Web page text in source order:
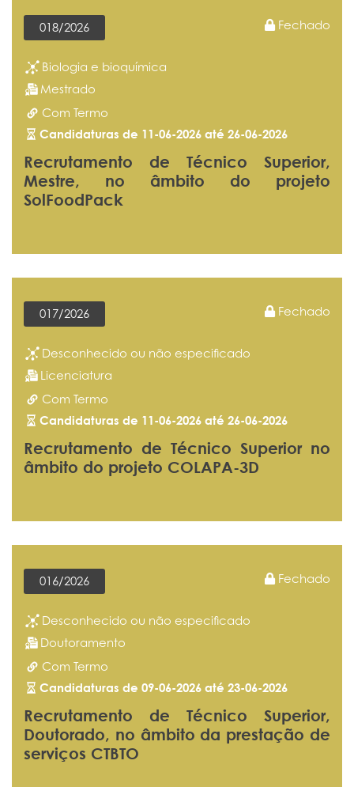
018/2026 Fechado
Biologia e bioquímica
Mestrado
Com Termo
Candidaturas de 11-06-2026 até 26-06-2026
Recrutamento de Técnico Superior,
Mestre, no âmbito do projeto
SolFoodPack
017/2026 Fechado
Desconhecido ou não especificado
Licenciatura
Com Termo
Candidaturas de 11-06-2026 até 26-06-2026
Recrutamento de Técnico Superior no
âmbito do projeto COLAPA-3D
016/2026 Fechado
Desconhecido ou não especificado
Doutoramento
Com Termo
Candidaturas de 09-06-2026 até 23-06-2026
Recrutamento de Técnico Superior,
Doutorado, no âmbito da prestação de
serviços CTBTO